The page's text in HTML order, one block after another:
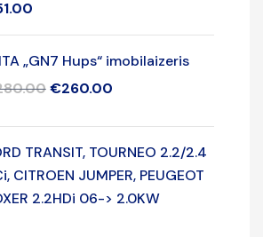
„GN7 Hups“ imobilaizeris
€260.00
TRANSIT, TOURNEO 2.2/2.4
CITROEN JUMPER, PEUGEOT
2.2HDi 06-> 2.0KW